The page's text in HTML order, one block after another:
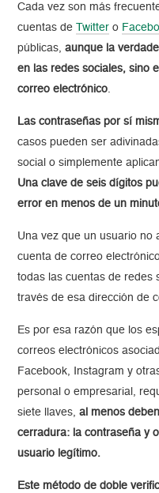
Cada vez son más
cuentas de
Twitter o
públicas, aunque la
en las redes sociales, sino
correo electrónico.
Las contraseñas por sí
casos pueden ser
social o simplemente
Una clave de seis dígitos
error en menos de un
Una vez que un usuario no
cuenta de correo
todas las cuentas de redes
través de esa dirección de
Es por esa razón que los
correos electrónicos
Facebook, Instagram y
personal o empresarial,
siete llaves,al menos
cerradura: la contraseña y
usuario legítimo.
Este método de doble